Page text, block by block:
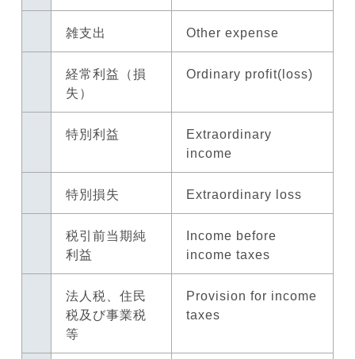
雑支出 Other expense
経常利益（損
失）
Ordinary profit(loss)
特別利益
Extraordinary
income
特別損失 Extraordinary loss
税引前当期純
利益
Income before
income taxes
法人税、住民
税及び事業税
等
Provision for income
taxes